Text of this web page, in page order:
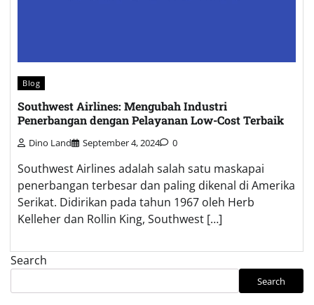
Blog
Southwest Airlines: Mengubah Industri
Penerbangan dengan Pelayanan Low-Cost Terbaik
Dino Land September 4, 2024 0
Southwest Airlines adalah salah satu maskapai
penerbangan terbesar dan paling dikenal di Amerika
Serikat. Didirikan pada tahun 1967 oleh Herb
Kelleher dan Rollin King, Southwest […]
Search
Search